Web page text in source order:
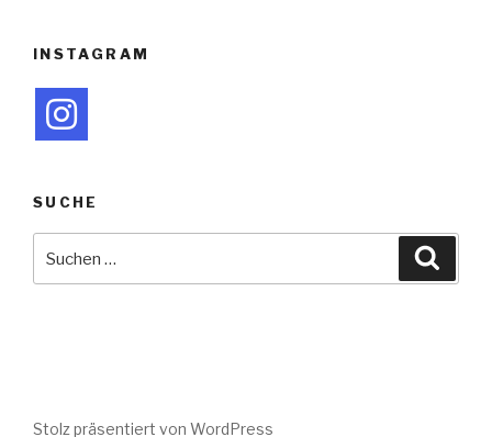
INSTAGRAM
SUCHE
Stolz präsentiert von WordPress